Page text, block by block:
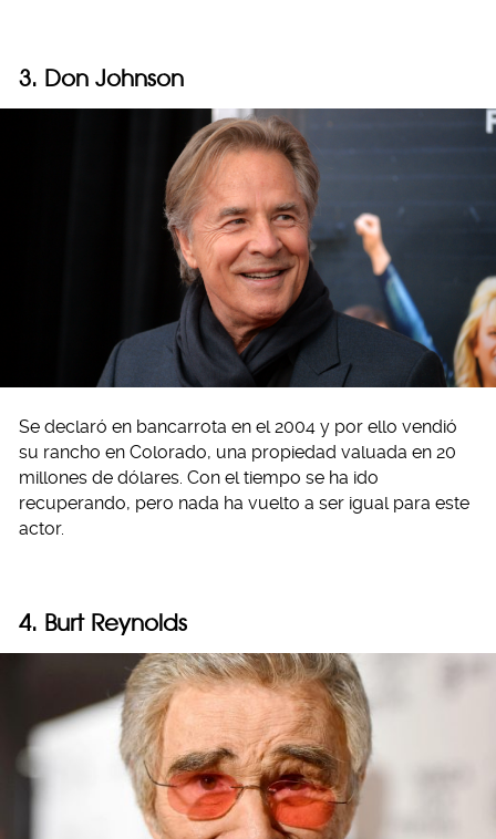
3. Don Johnson
Se declaró en bancarrota en el 2004 y por ello vendió
su rancho en Colorado, una propiedad valuada en 20
millones de dólares. Con el tiempo se ha ido
recuperando, pero nada ha vuelto a ser igual para este
actor.
4. Burt Reynolds